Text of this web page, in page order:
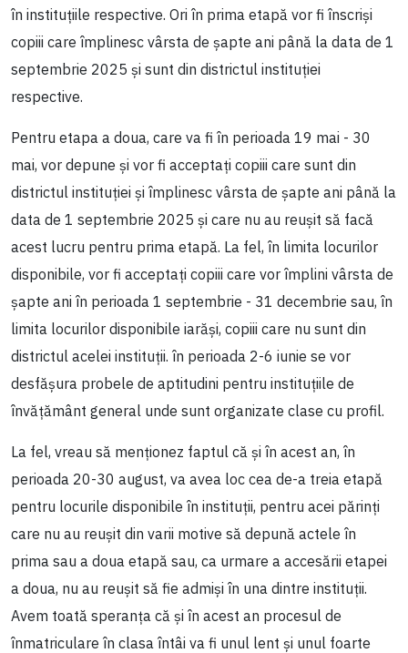
în instituțiile respective. Ori în prima etapă vor fi înscriși
copiii care împlinesc vârsta de șapte ani până la data de 1
septembrie 2025 și sunt din districtul instituției
respective.
Pentru etapa a doua, care va fi în perioada 19 mai - 30
mai, vor depune și vor fi acceptați copiii care sunt din
districtul instituției și împlinesc vârsta de șapte ani până la
data de 1 septembrie 2025 și care nu au reușit să facă
acest lucru pentru prima etapă. La fel, în limita locurilor
disponibile, vor fi acceptați copiii care vor împlini vârsta de
șapte ani în perioada 1 septembrie - 31 decembrie sau, în
limita locurilor disponibile iarăși, copiii care nu sunt din
districtul acelei instituții. în perioada 2-6 iunie se vor
desfășura probele de aptitudini pentru instituțiile de
învățământ general unde sunt organizate clase cu profil.
La fel, vreau să menționez faptul că și în acest an, în
perioada 20-30 august, va avea loc cea de-a treia etapă
pentru locurile disponibile în instituții, pentru acei părinți
care nu au reușit din varii motive să depună actele în
prima sau a doua etapă sau, ca urmare a accesării etapei
a doua, nu au reușit să fie admiși în una dintre instituții.
Avem toată speranța că și în acest an procesul de
înmatriculare în clasa întâi va fi unul lent și unul foarte